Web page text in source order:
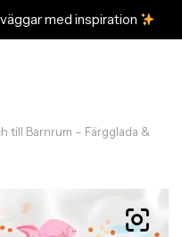
med inspiration
till Barnrum – Färgglada &